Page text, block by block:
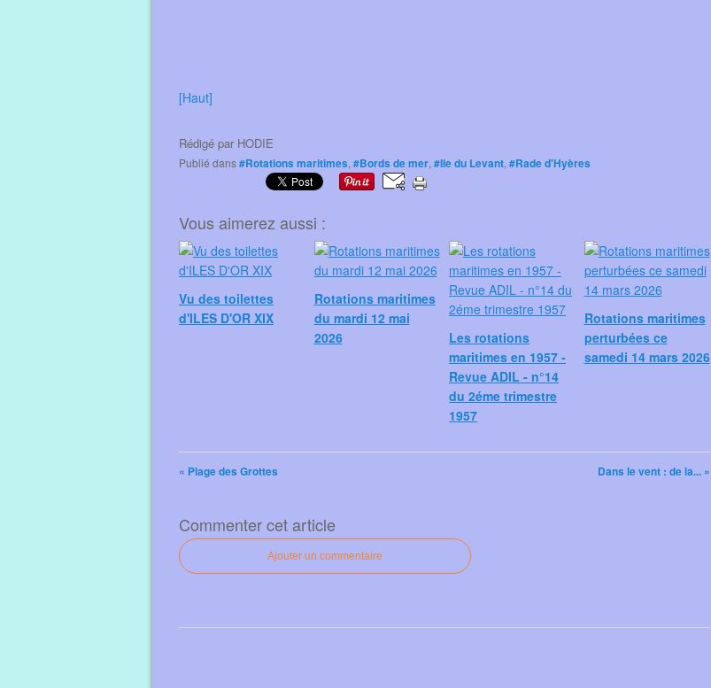
[Haut]
Rédigé par HODIE
Publié dans#Rotations maritimes, #Bords de mer, #Ile du Levant, #Rade d'Hyères
Vous aimerez aussi :
Vu des toilettes
d'ILES D'OR XIX
Rotations maritimes
du mardi 12 mai
2026
Les rotations
maritimes en 1957 -
Revue ADIL - n°14
du 2éme trimestre
1957
Rotations maritimes
perturbées ce
samedi 14 mars 2026
« Plage des Grottes Dans le vent : de la... »
Commenter cet article
Ajouter un commentaire